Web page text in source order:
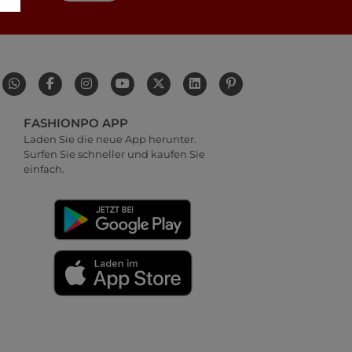
FASHIONPO APP
Laden Sie die neue App herunter.
Surfen Sie schneller und kaufen Sie
einfach.